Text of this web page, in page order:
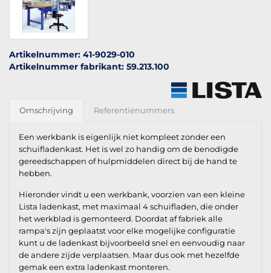
Artikelnummer: 41-9029-010
Artikelnummer fabrikant: 59.213.100
Omschrijving Referentienummers
Een werkbank is eigenlijk niet kompleet zonder een
schuifladenkast. Het is wel zo handig om de benodigde
gereedschappen of hulpmiddelen direct bij de hand te
hebben.
Hieronder vindt u een werkbank, voorzien van een kleine
Lista ladenkast, met maximaal 4 schuifladen, die onder
het werkblad is gemonteerd. Doordat af fabriek alle
rampa's zijn geplaatst voor elke mogelijke configuratie
kunt u de ladenkast bijvoorbeeld snel en eenvoudig naar
de andere zijde verplaatsen. Maar dus ook met hezelfde
gemak een extra ladenkast monteren.